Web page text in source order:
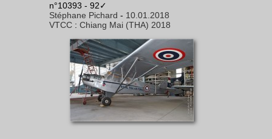
n°10393 - 92✓
Stéphane Pichard - 10.01.2018
VTCC : Chiang Mai (THA) 2018